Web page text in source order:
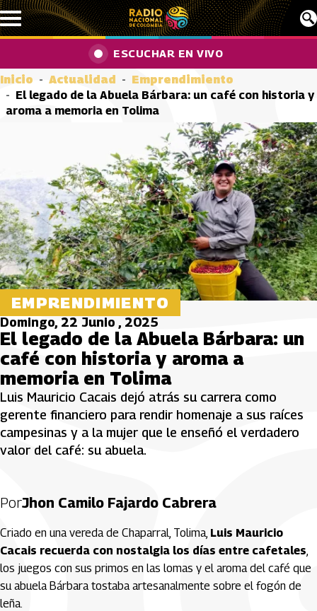
Pasar al contenido principal
ESCUCHAR EN VIVO
Inicio Actualidad
Emprendimiento
El legado de la Abuela Bárbara: un café con historia y
aroma a memoria en Tolima
EMPRENDIMIENTO
Domingo, 22 Junio , 2025
El legado de la Abuela Bárbara: un
café con historia y aroma a
memoria en Tolima
Luis Mauricio Cacais dejó atrás su carrera como
gerente financiero para rendir homenaje a sus raíces
campesinas y a la mujer que le enseñó el verdadero
valor del café: su abuela.
PorJhon Camilo Fajardo Cabrera
Criado en una vereda de Chaparral, Tolima, Luis Mauricio
Cacais recuerda con nostalgia los días entre cafetales,
los juegos con sus primos en las lomas y el aroma del café que
su abuela Bárbara tostaba artesanalmente sobre el fogón de
leña.